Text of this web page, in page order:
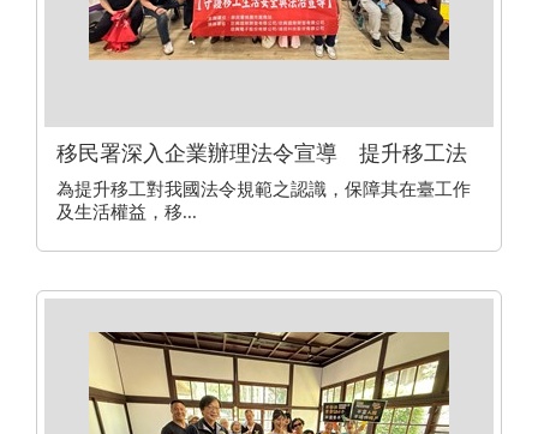
移民署深入企業辦理法令宣導 提升移工法
治與防詐意識
為提升移工對我國法令規範之認識，保障其在臺工作
及生活權益，移...